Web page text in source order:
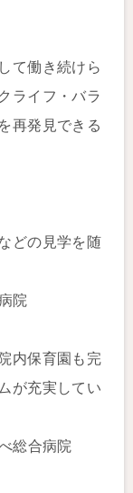
て働き続けら
ライフ・バラ
再発見できる
どの見学を随
院
内保育園も完
が充実してい
総合病院